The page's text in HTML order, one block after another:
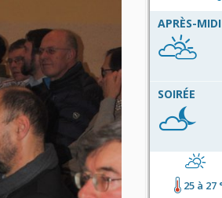
APRÈS-MIDI
SOIRÉE
25 à 27